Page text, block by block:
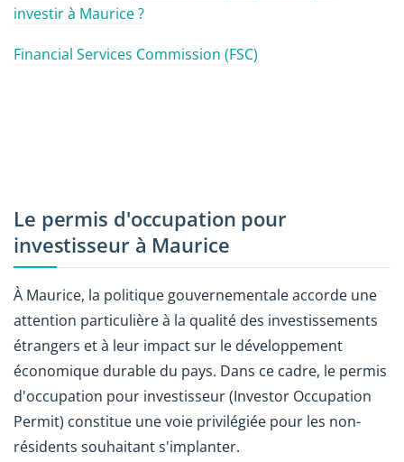
investir à Maurice ?
Financial Services Commission (FSC)
Le permis d'occupation pour
investisseur à Maurice
À Maurice, la politique gouvernementale accorde une
attention particulière à la qualité des investissements
étrangers et à leur impact sur le développement
économique durable du pays. Dans ce cadre, le permis
d'occupation pour investisseur (Investor Occupation
Permit) constitue une voie privilégiée pour les non-
résidents souhaitant s'implanter.